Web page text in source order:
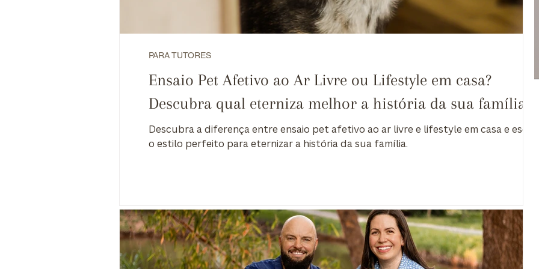
Ensaio Pet Afetivo ao Ar Livre ou Lifestyle em casa?
Descubra qual eterniza melhor a história da sua família
Descubra a diferença entre ensaio pet afetivo ao ar livre e lifestyle em casa e
o estilo perfeito para eternizar a história da sua família.
PARA TUTORES